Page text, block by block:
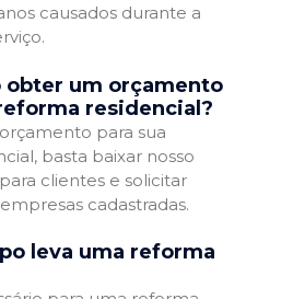
causados durante a
obter um orçamento
residencial?
para sua
basta baixar nosso
clientes e solicitar
cadastradas.
leva uma reforma